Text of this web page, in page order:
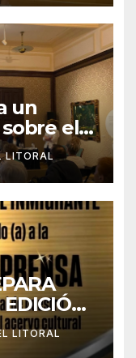
un
el
LITORAL
LITORAL